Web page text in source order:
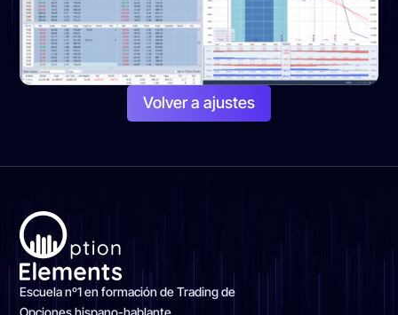
Volver a ajustes
Escuela nº1 en formación de Trading de
Opciones hispano-hablante.